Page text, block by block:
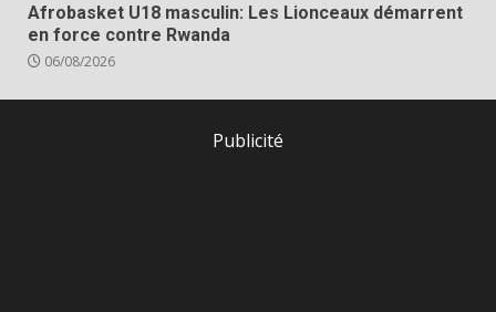
Afrobasket U18 masculin: Les Lionceaux démarrent
en force contre Rwanda
06/08/2026
Publicité